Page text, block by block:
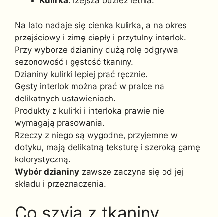
Na lato nadaje się cienka kulirka, a na okres
przejściowy i zimę ciepły i przytulny interlok.
Przy wyborze dzianiny dużą rolę odgrywa
sezonowość i gęstość tkaniny.
Dzianiny kulirki lepiej prać ręcznie.
Gęsty interlok można prać w pralce na
delikatnych ustawieniach.
Produkty z kulirki i interloka prawie nie
wymagają prasowania.
Rzeczy z niego są wygodne, przyjemne w
dotyku, mają delikatną teksturę i szeroką gamę
kolorystyczną.
Wybór dzianiny zawsze zaczyna się od jej
składu i przeznaczenia.
Co szyją z tkaniny